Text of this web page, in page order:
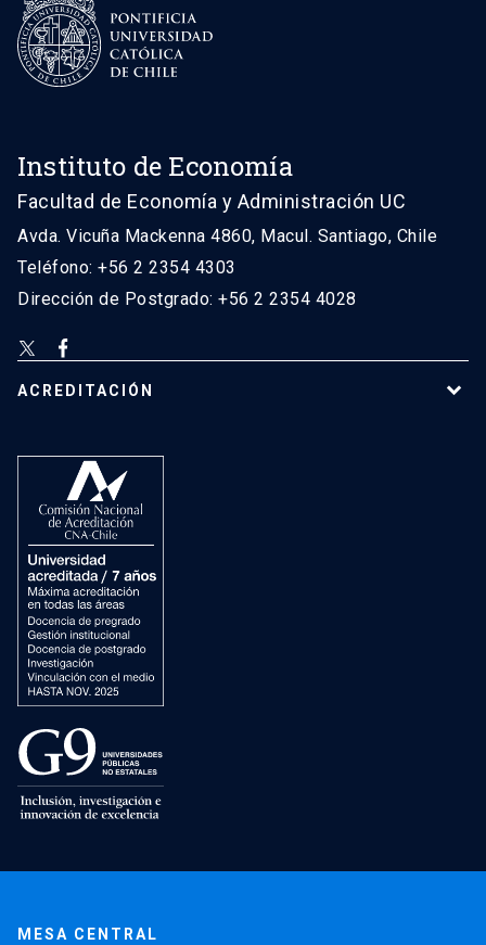
Instituto de Economía
Facultad de Economía y Administración UC
Avda. Vicuña Mackenna 4860, Macul. Santiago, Chile
Teléfono: +56 2 2354 4303
Dirección de Postgrado: +56 2 2354 4028
ACREDITACIÓN
MESA CENTRAL